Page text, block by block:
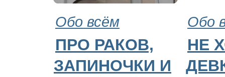
Обо всём Обо
ПРО РАКОВ,
ЗАПИНОЧКИ И
НЕ